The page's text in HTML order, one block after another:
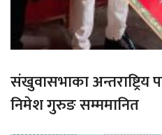
संखुवासभाका
निमेश गुरुङ सम्ममानित